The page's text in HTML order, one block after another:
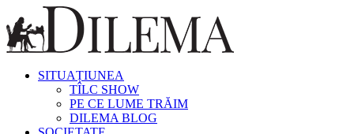
SITUAȚIUNEA
TÎLC SHOW
PE CE LUME TRĂIM
DILEMA BLOG